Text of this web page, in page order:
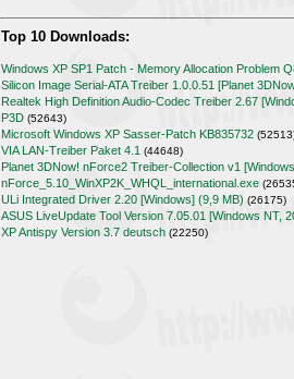
Top 10 Downloads:
Windows XP SP1 Patch - Memory Allocation Problem
Silicon Image Serial-ATA Treiber 1.0.0.51 [Planet
Realtek High Definition Audio-Codec Treiber 2.67
P3D (52643)
Microsoft Windows XP Sasser-Patch KB835732
VIA LAN-Treiber Paket 4.1 (44648)
Planet 3DNow! nForce2 Treiber-Collection v1
nForce_5.10_WinXP2K_WHQL_international.exe
ULi Integrated Driver 2.20 [Windows] (9,9 MB) (26175)
ASUS LiveUpdate Tool Version 7.05.01 [Windows NT,
XP Antispy Version 3.7 deutsch (22250)